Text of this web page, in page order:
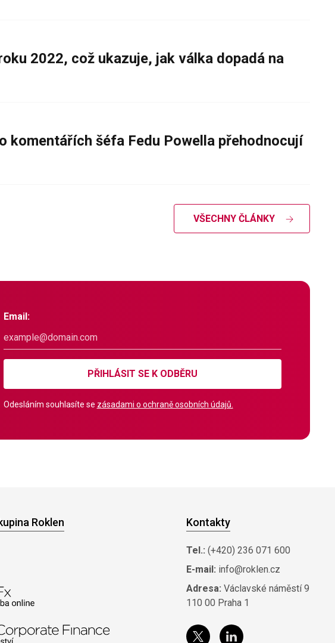
2022, což ukazuje, jak válka dopadá na
šéfa Fedu Powella přehodnocují
VŠECHNY ČLÁNKY
Email:
PŘIHLÁSIT SE K ODBĚRU
Odesláním souhlasíte se zásadami o ochraně osobních údajů.
Roklen Kontakty
Tel.: (+420) 236 071 600
E-mail: info@roklen.cz
Adresa: Václavské náměstí 9
110 00 Praha 1